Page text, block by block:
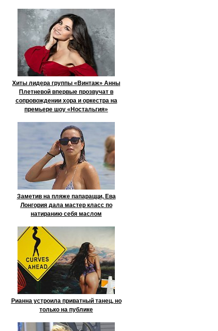
Хиты лидера группы «Винтаж» Анны
Плетневой впервые прозвучат в
сопровождении хора и оркестра на
премьере шоу «Ностальгия»
Заметив на пляже папарацци, Ева
Лонгория дала мастер класс по
натиранию себя маслом
Рианна устроила приватный танец, но
только на публике